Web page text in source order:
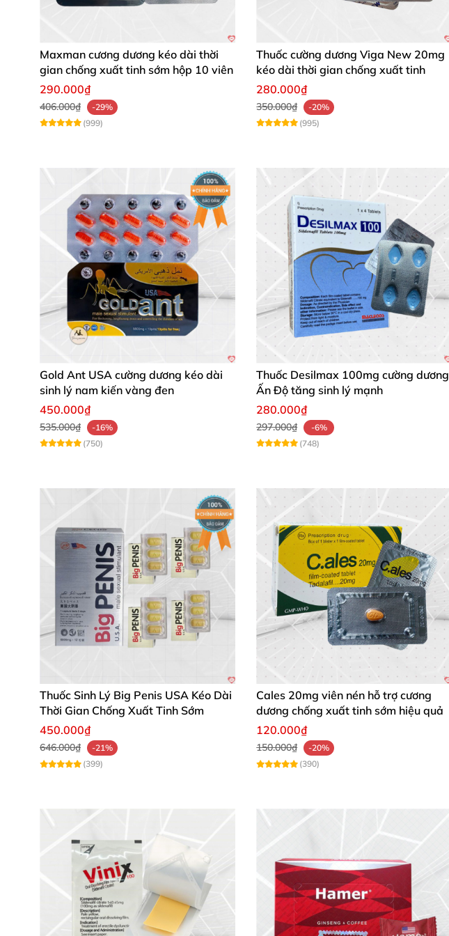
Maxman cương dương kéo dài thời
gian chống xuất tinh sớm hộp 10 viên
290.000₫
406.000₫
-29%
(999)
Thuốc cường dương Viga New 20mg
kéo dài thời gian chống xuất tinh
280.000₫
350.000₫
-20%
(995)
Gold Ant USA cường dương kéo dài
sinh lý nam kiến vàng đen
450.000₫
535.000₫
-16%
(750)
Thuốc Desilmax 100mg cường dương
Ấn Độ tăng sinh lý mạnh
280.000₫
297.000₫
-6%
(748)
Thuốc Sinh Lý Big Penis USA Kéo Dài
Thời Gian Chống Xuất Tinh Sớm
450.000₫
646.000₫
-21%
(399)
Cales 20mg viên nén hỗ trợ cương
dương chống xuất tinh sớm hiệu quả
120.000₫
150.000₫
-20%
(390)